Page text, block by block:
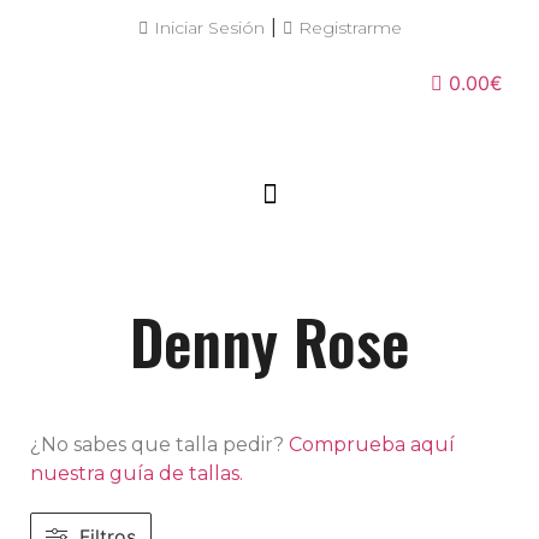
Iniciar Sesión Registrarme
0.00€
Denny Rose
¿No sabes que talla pedir? Comprueba aquí
nuestra guía de tallas.